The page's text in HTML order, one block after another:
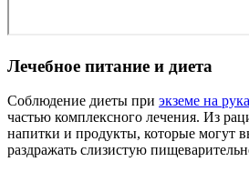
Лечебное питание и диета
Соблюдение диеты при экземе на
частью комплексного лечения. Из
напитки и продукты, которые могут
раздражать слизистую